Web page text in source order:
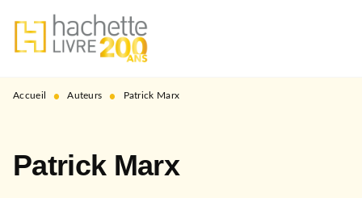
MENU RECHERCHE
PIED DE PAGE
Accueil • Auteurs • Patrick Marx
Patrick Marx